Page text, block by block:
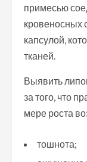
примесью
кровеносных
капсулой,
тканей.
Выявить
за того, что
мере роста
тошнота;